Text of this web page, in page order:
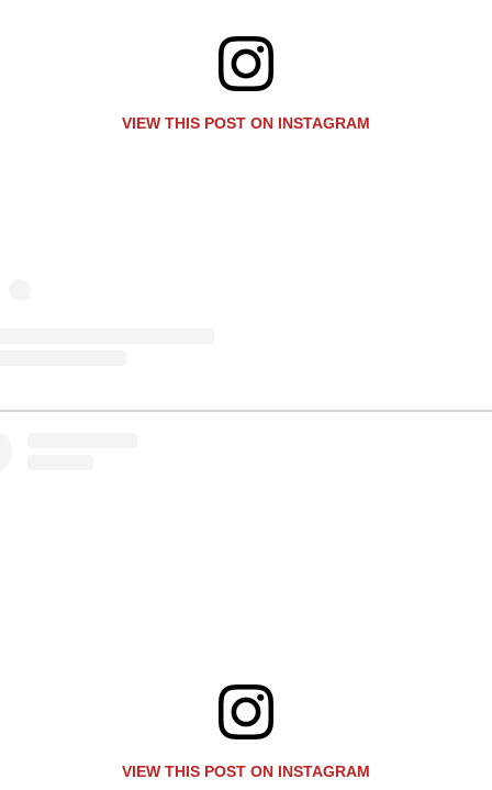
VIEW THIS POST ON INSTAGRAM
VIEW THIS POST ON INSTAGRAM